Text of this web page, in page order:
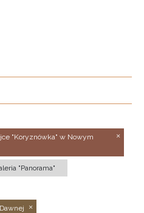
"Koryznówka" w Nowym
"Panorama"